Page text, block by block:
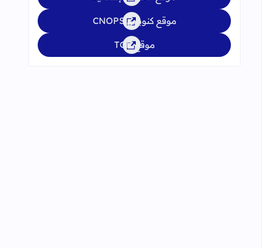
موقع كنوبس CNOPS
موقع TGR